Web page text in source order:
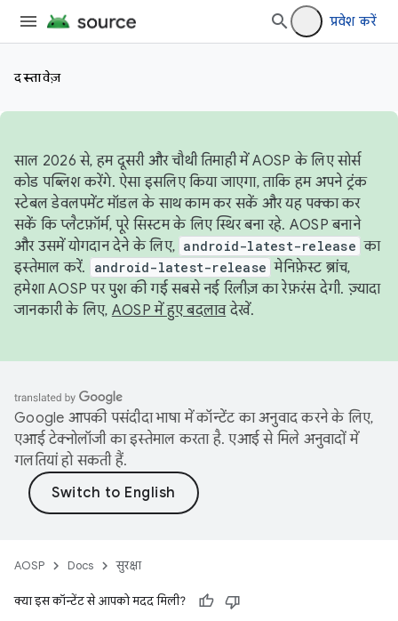
प्रवेश करें
दस्तावेज़
साल 2026 से, हम दूसरी और चौथी तिमाही में AOSP के लिए सोर्स
कोड पब्लिश करेंगे. ऐसा इसलिए किया जाएगा, ताकि हम अपने ट्रंक
स्टेबल डेवलपमेंट मॉडल के साथ काम कर सकें और यह पक्का कर
सकें कि प्लैटफ़ॉर्म, पूरे सिस्टम के लिए स्थिर बना रहे. AOSP बनाने
और उसमें योगदान देने के लिए, android-latest-release का
इस्तेमाल करें.
android-latest-release मेनिफ़ेस्ट ब्रांच,
हमेशा AOSP पर पुश की गई सबसे नई रिलीज़ का रेफ़रंस देगी. ज़्यादा
जानकारी के लिए, AOSP में हुए बदलावदेखें.
Google आपकी पसंदीदा भाषा में कॉन्टेंट का अनुवाद करने के लिए,
एआई टेक्नोलॉजी का इस्तेमाल करता है. एआई से मिले अनुवादों में
गलतियां हो सकती हैं.
AOSP Docs सुरक्षा
क्या इस कॉन्टेंट से आपको मदद मिली?